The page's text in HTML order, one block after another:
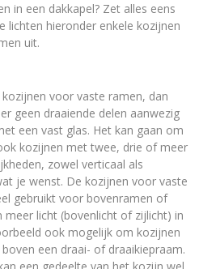
in een dakkapel? Zet alles eens
lichten hieronder enkele kozijnen
uit.
voor vaste ramen, dan
geen draaiende delen aanwezig
een vast glas. Het kan gaan om
kozijnen met twee, drie of meer
zowel verticaal als
je wenst. De kozijnen voor vaste
gebruikt voor bovenramen of
licht (bovenlicht of zijlicht) in
ook mogelijk om kozijnen
een draai- of draaikiepraam.